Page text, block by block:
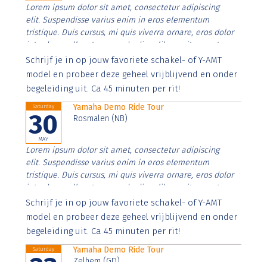
Lorem ipsum dolor sit amet, consectetur adipiscing
elit. Suspendisse varius enim in eros elementum
tristique. Duis cursus, mi quis viverra ornare, eros dolor
interdum nulla, ut commodo diam libero vitae erat.
Aenean faucibus nibh et justo cursus id rutrum lorem
imperdiet. Nunc ut sem vitae risus tristique posuere.
Schrijf je in op jouw favoriete schakel- of Y-AMT
model en probeer deze geheel vrijblijvend en onder
begeleiding uit. Ca 45 minuten per rit!
Saturday
30
MAY
Yamaha Demo Ride Tour
Rosmalen (NB)
Lorem ipsum dolor sit amet, consectetur adipiscing
elit. Suspendisse varius enim in eros elementum
tristique. Duis cursus, mi quis viverra ornare, eros dolor
interdum nulla, ut commodo diam libero vitae erat.
Aenean faucibus nibh et justo cursus id rutrum lorem
imperdiet. Nunc ut sem vitae risus tristique posuere.
Schrijf je in op jouw favoriete schakel- of Y-AMT
model en probeer deze geheel vrijblijvend en onder
begeleiding uit. Ca 45 minuten per rit!
Saturday
Yamaha Demo Ride Tour